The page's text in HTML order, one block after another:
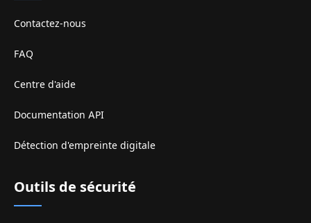
Contactez-nous
FAQ
Centre d'aide
Documentation API
Détection d'empreinte digitale
Outils de sécurité